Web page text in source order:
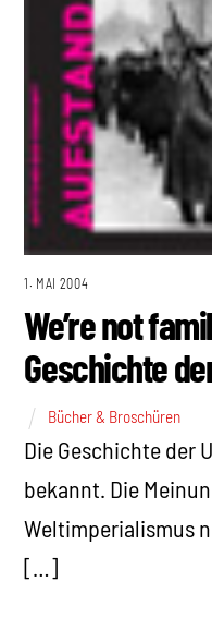
1. MAI 2004
We’re not
Geschichte
Bücher & Broschüren
Die Geschichte der
bekannt. Die
Weltimperialismus
[…]